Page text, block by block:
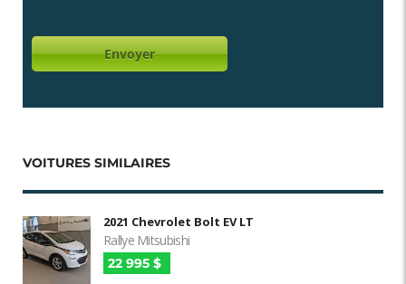
VOITURES SIMILAIRES
2021 Chevrolet Bolt EV LT
Rallye Mitsubishi
22 995 $